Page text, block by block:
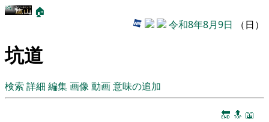
🏠
令和8年8月9日 （日）
坑道
検索 詳細 編集画像動画意味の追加
🔚 🔝 📖